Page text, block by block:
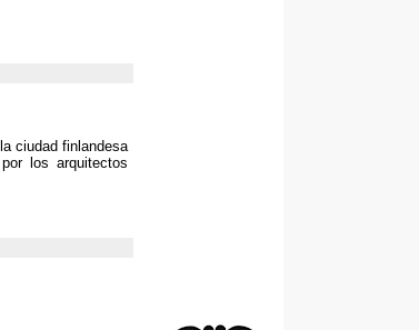
ciudad finlandesa
los arquitectos